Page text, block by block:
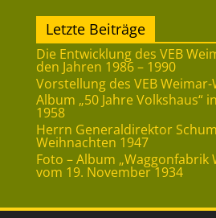
Letzte Beiträge
Die Entwicklung des VEB
den Jahren 1986 – 1990
Vorstellung des VEB Weimar-
Album „50 Jahre Volkshaus“
1958
Herrn Generaldirektor
Weihnachten 1947
Foto – Album „Waggonfabrik
vom 19. November 1934